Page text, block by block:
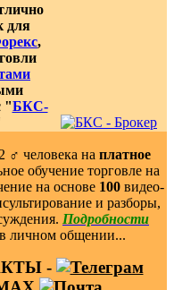
для
,
"БКС-
‍♂️ человека на платное
обучение торговле на
на основе 100видео-
и разборы,
Подробности
личном общении...
-